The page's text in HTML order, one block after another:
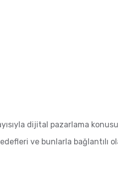
dijital pazarlama
ve bunlarla bağlantılı